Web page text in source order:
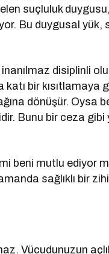
suçluluk
Bu duygusal yük,
inanılmaz disiplinli
bir kısıtlamaya
dönüşür. Oysa
Bunu bir ceza gibi
beni mutlu ediyor
sağlıklı bir
Vücudunuzun